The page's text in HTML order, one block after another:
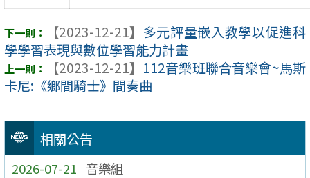
相關公告
2026-07-21 音樂組
【2023-12-21】 多元評量嵌入教學以促進科
學學習表現與數位學習能力計畫
【2023-12-21】 112音樂班聯合音樂會~馬斯
卡尼:《鄉間騎士》間奏曲